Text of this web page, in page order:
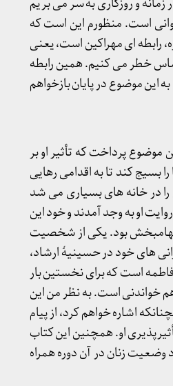
است. منظورم این است که
رابطه ای مهراکین است، یعنی
خطر می کنیم. همین رابطه
این موضوع در پایان بازخواهم
موضوع پرداخت که تأثیر او بر
بسیج کند تا به اقدامی رهایی
در خانه های بسیاری می شد
او به وجد آمدند و خود این
و الهامبخش بود. یکی از شخصیت
های خود در حسینیۀ ارشاد،
است که برای نخستین بار
هم خواندنی است. به نظر من این
اشاره خواهم کرد، از پیام
او. همچنین این کتاب
وضعیت زنان در آن دوره همراه